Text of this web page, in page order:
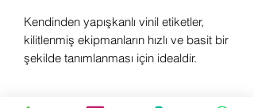
Kendinden yapışkanlı vinil etiketler,
kilitlenmiş ekipmanların hızlı ve basit bir
şekilde tanımlanması için idealdir.